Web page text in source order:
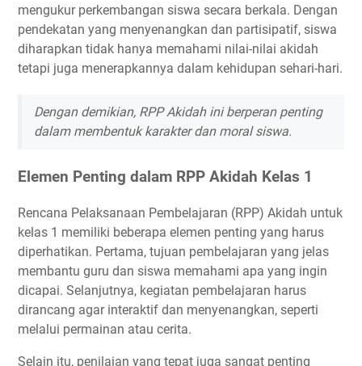
mengukur perkembangan siswa secara berkala. Dengan
pendekatan yang menyenangkan dan partisipatif, siswa
diharapkan tidak hanya memahami nilai-nilai akidah
tetapi juga menerapkannya dalam kehidupan sehari-hari.
Dengan demikian, RPP Akidah ini berperan penting
dalam membentuk karakter dan moral siswa.
Elemen Penting dalam RPP Akidah Kelas 1
Rencana Pelaksanaan Pembelajaran (RPP) Akidah untuk
kelas 1 memiliki beberapa elemen penting yang harus
diperhatikan. Pertama, tujuan pembelajaran yang jelas
membantu guru dan siswa memahami apa yang ingin
dicapai. Selanjutnya, kegiatan pembelajaran harus
dirancang agar interaktif dan menyenangkan, seperti
melalui permainan atau cerita.
Selain itu, penilaian yang tepat juga sangat penting